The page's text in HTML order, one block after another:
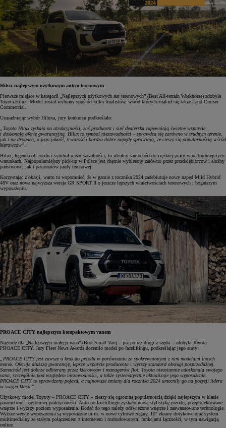
Hilux najlepszym użytkowym autem terenowym
Pierwsze miejsce w kategorii „Najlepszych użytkowych aut terenowych” (Best All-terrain Workhorse) zdobyła
Toyota Hilux. Model został wybrany spośród kilku finalistów, wśród których znalazł się także Land Cruiser
Commercial.
Uzasadniając wybór Hiluxa, jury konkursu podkreślało:
„Toyota Hilux zyskała na atrakcyjności, zaś producent i sieć dealerska zapewniają świetne wsparcie
i doskonałą ofertę gwarancyjną. Hilux to symbol niezawodności – sprawdza się zarówno w trudnym terenie,
jak i na drogach, a jego jakość, trwałość i bardzo dobre napędy sprawiają, że cieszy się popularnością wśród
kierowców”.
Hilux, legenda off-roadu i symbol niezniszczalności, to idealny samochód do ciężkiej pracy w najtrudniejszych
warunkach. Najpopularniejszy pick-up w Polsce jest chętnie wybierany zarówno przez przedsiębiorców i służby
państwowe, jak i pasjonatów jazdy terenowej.
Korzystając z okazji, warto tu wspomnieć, że w gamie z rocznika 2024 zadebiutuje nowy napęd Mild Hybrid
48V oraz nowa najwyższa wersja GR SPORT II o jeszcze lepszych właściwościach terenowych i bogatszym
wyposażeniu.
PROACE CITY najlepszym kompaktowym vanem
Nagrodę dla „Najlepszego małego vana” (Best Small Van) – już po raz drugi z rzędu – zdobyła Toyota
PROACE CITY. Jury Fleet News Awards doceniło model po faceliftingu, podkreślając jego atuty:
„PROACE CITY jest zawsze o krok do przodu w porównaniu ze spokrewnionymi z nim modelami innych
marek. Oferuje dłuższą gwarancję, lepsze wsparcie producenta i wyższy standard obsługi posprzedażnej.
Samochód jest dobrze odbierany przez kierowców i managerów flot. Toyota nieustannie udoskonala swojego
vana, szczególnie pod względem niezawodności, a także systematycznie aktualizuje jego wyposażenie.
PROACE CITY to sprawdzony pojazd, a najnowsze zmiany dla rocznika 2024 umocniły go na pozycji lidera
w swojej klasie”.
Użytkowy model Toyoty – PROACE CITY – cieszy się ogromną popularnością dzięki najlepszym w klasie
parametrom i ogromnej praktyczności. Auto po faceliftingu zyskało nową stylistykę przodu, przeprojektowane
wnętrze i wyższy poziom wyposażenia. Dodać do tego należy odświeżone wnętrze i zaawansowane technologie.
Wyższe wersje wyposażenia są wyposażone m.in. w nowe cyfrowe zegary, 10" ekrany dotykowe oraz system
multimedialny ze stałym połączeniem z internetem i rozbudowanymi funkcjami łączności, w tym nawigacją
online.